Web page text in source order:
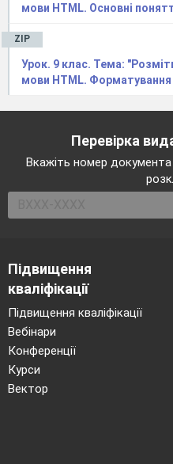
мови HTML. Основні
ZIP
Урок. 9 клас. Тема:
мови HTML. Форматування
Перевірка
Вкажіть номер
Підвищення
кваліфікації
Підвищення кваліфікації
Вебінари
Конференції
Курси
Вектор